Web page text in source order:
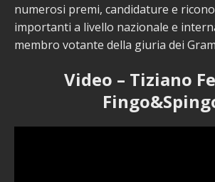
numerosi premi, candidature e
importanti a livello nazionale e
membro votante della giuria dei
Video – Tiziano